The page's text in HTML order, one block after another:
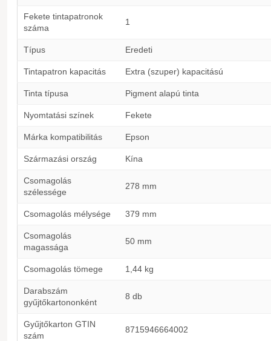
Fekete tintapatronok
száma
1
Típus Eredeti
Tintapatron kapacitás Extra (szuper) kapacitású
Tinta típusa Pigment alapú tinta
Nyomtatási színek Fekete
Márka kompatibilitás Epson
Származási ország Kína
Csomagolás
szélessége
278 mm
Csomagolás mélysége 379 mm
Csomagolás
magassága
50 mm
Csomagolás tömege 1,44 kg
Darabszám
gyűjtőkartononként
8 db
Gyűjtőkarton GTIN
szám
8715946664002